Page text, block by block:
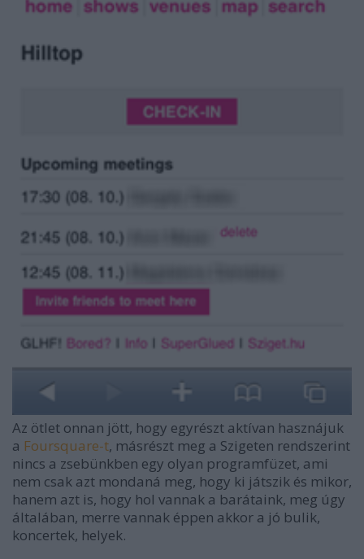
Az ötlet onnan jött, hogy egyrészt aktívan hasznájuk
a Foursquare-t, másrészt meg a Szigeten rendszerint
nincs a zsebünkben egy olyan programfüzet, ami
nem csak azt mondaná meg, hogy ki játszik és mikor,
hanem azt is, hogy hol vannak a barátaink, meg úgy
általában, merre vannak éppen akkor a jó bulik,
koncertek, helyek.